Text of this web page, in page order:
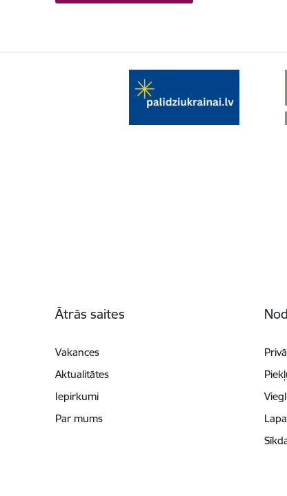
Ātrās saites
Vakances
Aktualitātes
Iepirkumi
Par mums